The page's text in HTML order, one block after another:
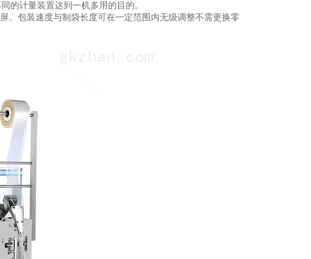
的计量装置达到一机多用的目的。
。包装速度与制袋长度可在一定范围内无级调整不需更换零